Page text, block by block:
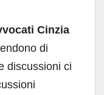
Cinzia
di
discussioni ci